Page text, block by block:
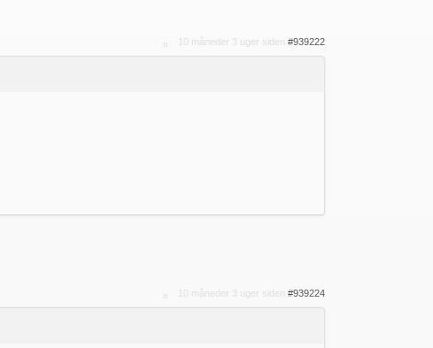
10 måneder 3 uger siden #939222
10 måneder 3 uger siden #939224